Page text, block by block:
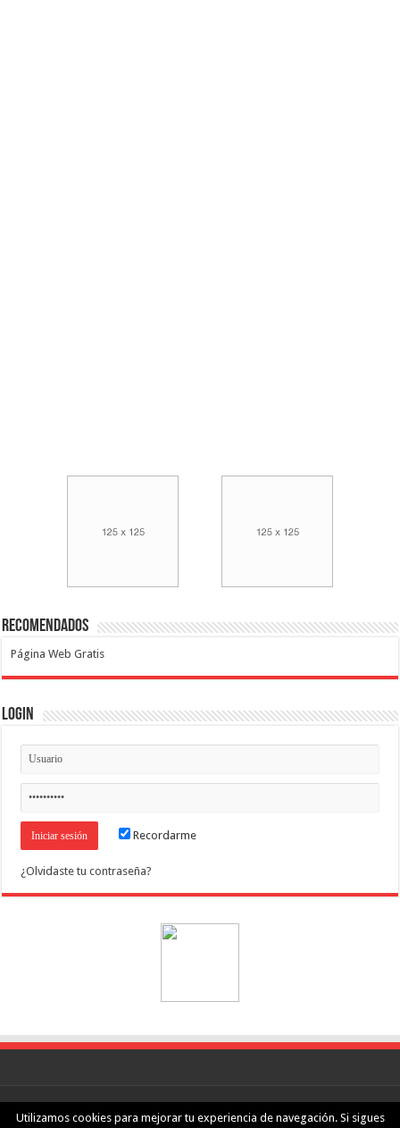
Recomendados
Página Web Gratis
Login
Recordarme
¿Olvidaste tu contraseña?
Utilizamos cookies para mejorar tu experiencia de navegación. Si sigues